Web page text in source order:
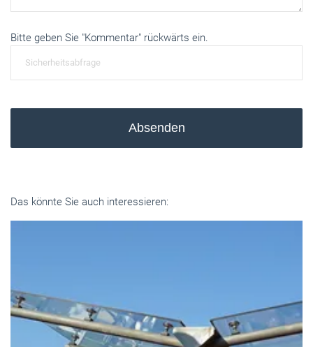
Bitte geben Sie "Kommentar" rückwärts ein.
Absenden
Das könnte Sie auch interessieren: